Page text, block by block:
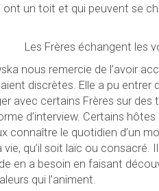
ont un toit et qui peuvent se
Les Frères échangent les
nous remercie de l’avoir
discrètes. Elle a pu entrer
avec certains Frères sur des
d’interview. Certains
connaître le quotidien d’un
qu’il soit laïc ou consacré.
en a besoin en faisant
qui l’animent.